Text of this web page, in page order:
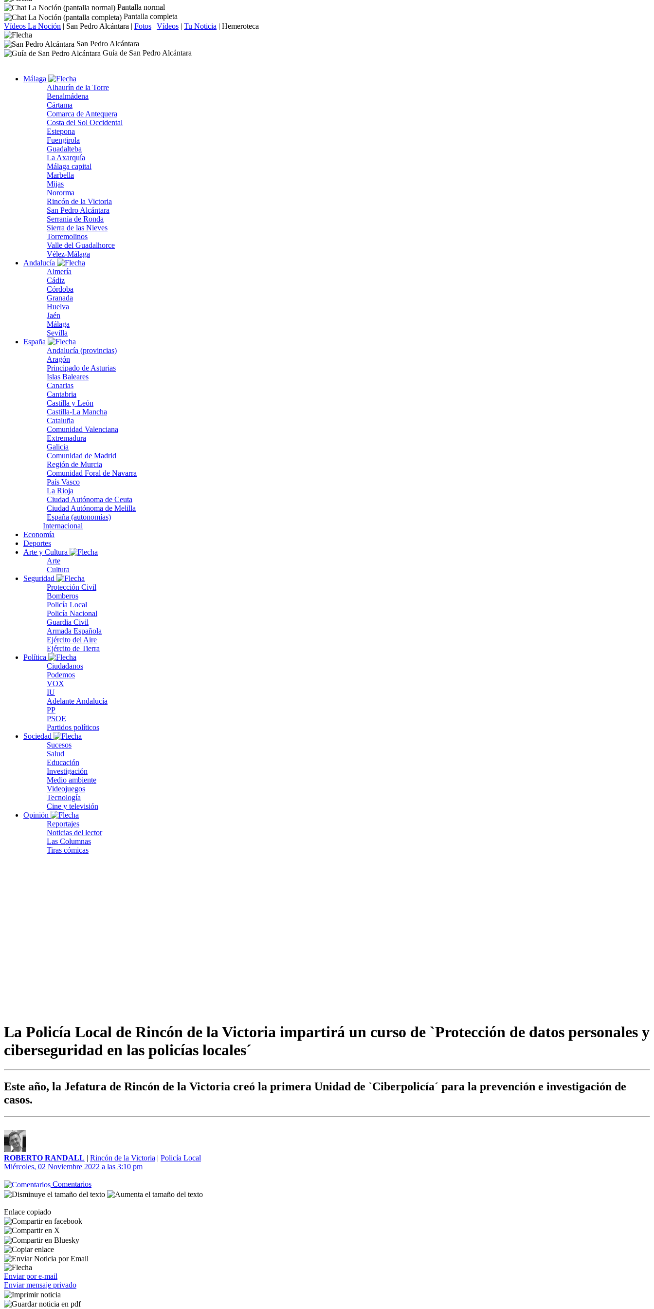
Pantalla normal
Pantalla completa
Vídeos La Noción | San Pedro Alcántara | Fotos | Vídeos | Tu Noticia | Hemeroteca
San Pedro Alcántara
Guía de San Pedro Alcántara
Málaga
Alhaurín de la Torre
Benalmádena
Cártama
Comarca de Antequera
Costa del Sol Occidental
Estepona
Fuengirola
Guadalteba
La Axarquía
Málaga capital
Marbella
Mijas
Nororma
Rincón de la Victoria
San Pedro Alcántara
Serranía de Ronda
Sierra de las Nieves
Torremolinos
Valle del Guadalhorce
Vélez-Málaga
Andalucía
Almería
Cádiz
Córdoba
Granada
Huelva
Jaén
Málaga
Sevilla
España
Andalucía (provincias)
Aragón
Principado de Asturias
Islas Baleares
Canarias
Cantabria
Castilla y León
Castilla-La Mancha
Cataluña
Comunidad Valenciana
Extremadura
Galicia
Comunidad de Madrid
Región de Murcia
Comunidad Foral de Navarra
País Vasco
La Rioja
Ciudad Autónoma de Ceuta
Ciudad Autónoma de Melilla
España (autonomías)
Internacional
Economía
Deportes
Arte y Cultura
Arte
Cultura
Seguridad
Protección Civil
Bomberos
Policía Local
Policía Nacional
Guardia Civil
Armada Española
Ejército del Aire
Ejército de Tierra
Política
Ciudadanos
Podemos
VOX
IU
Adelante Andalucía
PP
PSOE
Partidos políticos
Sociedad
Sucesos
Salud
Educación
Investigación
Medio ambiente
Videojuegos
Tecnología
Cine y televisión
Opinión
Reportajes
Noticias del lector
Las Columnas
Tiras cómicas
La Policía Local de Rincón de la Victoria impartirá un curso de `Protección de datos personales y
ciberseguridad en las policías locales´
Este año, la Jefatura de Rincón de la Victoria creó la primera Unidad de `Ciberpolicía´ para la prevención e investigación de
casos.
ROBERTO RANDALL | Rincón de la Victoria | Policía Local
Miércoles, 02 Noviembre 2022 a las 3:10 pm
Comentarios
Enlace copiado
Enviar por e-mail
Enviar mensaje privado